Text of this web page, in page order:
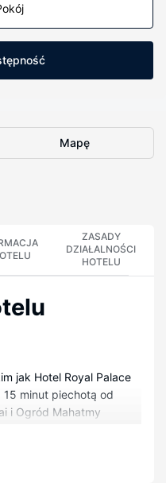
Mapę
ZASADY
DZIAŁALNOŚCI
HOTELU
jak Hotel Royal Palace
minut piechotą od
i Ogród Mahatmy